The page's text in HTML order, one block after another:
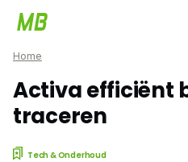
Home
Activa efficiënt
traceren
Tech & Onderhoud